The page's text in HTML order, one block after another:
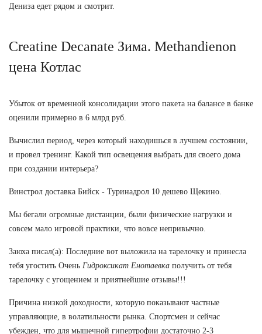
Дениза едет рядом и смотрит.
Creatine Decanate Зима. Methandienon
цена Котлас
Убыток от временной консолидации этого пакета на балансе в банке
оценили примерно в 6 млрд руб.
Вычислил период, через который находишься в лучшем состоянии,
и провел тренинг. Какой тип освещения выбрать для своего дома
при создании интерьера?
Винстрол доставка Бийск - Туринадрол 10 дешево Щекино.
Мы бегали огромные дистанции, были физические нагрузки и
совсем мало игровой практики, что вовсе непривычно.
Заюха писал(а): Последние вот выложила на тарелочку и принесла
тебя угостить Очень Гидроксикат Енотаевка получить от тебя
тарелочку с угощением и приятнейшие отзывы!!!
Причина низкой доходности, которую показывают частные
управляющие, в волатильности рынка. Спортсмен и сейчас
убежден, что для мышечной гипертрофии достаточно 2-3